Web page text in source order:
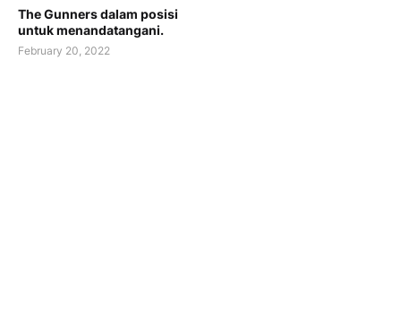
The Gunners dalam posisi
untuk menandatangani.
February 20, 2022